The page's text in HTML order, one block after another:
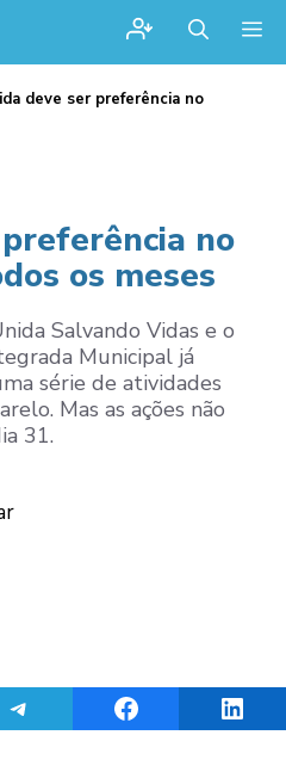
deve ser preferência no
no
os meses
Salvando Vidas e o
Municipal já
série de atividades
Mas as ações não
31.
Share on TelegramShare on Facebook